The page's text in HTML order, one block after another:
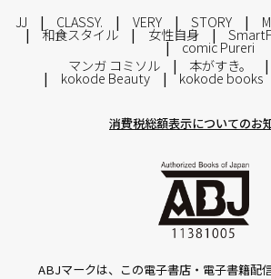
JJ CLASSY. VERY STORY
和食スタイル 女性自身
comic Pureri
マンガ コミソル
本がすき。
kokode Beauty kokode books
消費税総額表示についてのお
ABJマークは、この電子書店・電子書籍配